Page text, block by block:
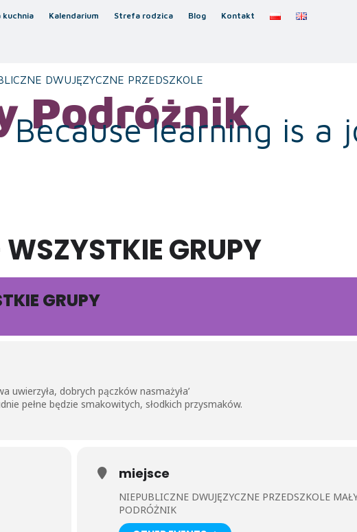
kuchnia Kalendarium Strefa rodzica Blog Kontakt
DWUJĘZYCZNE PRZEDSZKOLE
Podróżnik
Because learning is a
GRUPY
GRUPY
uwierzyła, dobrych pączków nasmażyła’
pełne będzie smakowitych, słodkich przysmaków.
miejsce
NIEPUBLICZNE DWUJĘZYCZNE PRZEDSZKOLE
PODRÓŻNIK